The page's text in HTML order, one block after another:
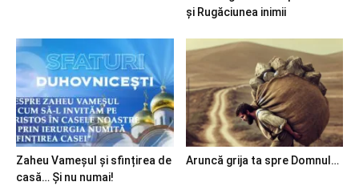
și Rugăciunea inimii
Zaheu Vameșul și sfințirea de
casă… Și nu numai!
Aruncă grija ta spre Domnul…